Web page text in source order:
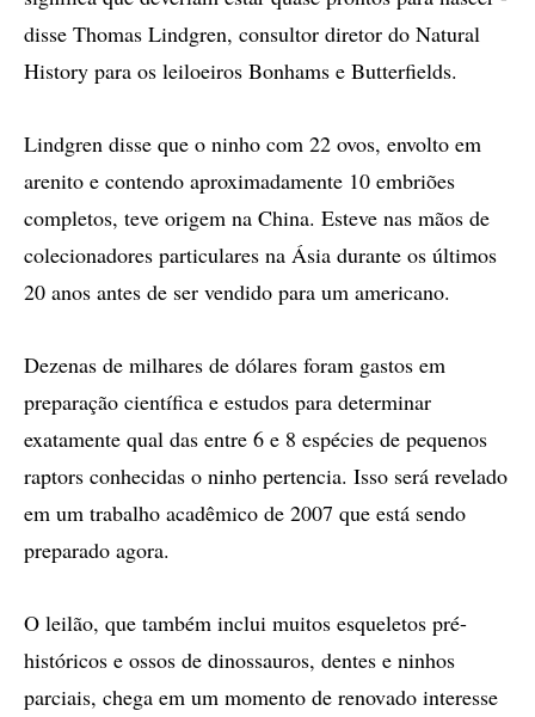
disse Thomas Lindgren, consultor diretor do Natural
History para os leiloeiros Bonhams e Butterfields.
Lindgren disse que o ninho com 22 ovos, envolto em
arenito e contendo aproximadamente 10 embriões
completos, teve origem na China. Esteve nas mãos de
colecionadores particulares na Ásia durante os últimos
20 anos antes de ser vendido para um americano.
Dezenas de milhares de dólares foram gastos em
preparação científica e estudos para determinar
exatamente qual das entre 6 e 8 espécies de pequenos
raptors conhecidas o ninho pertencia. Isso será revelado
em um trabalho acadêmico de 2007 que está sendo
preparado agora.
O leilão, que também inclui muitos esqueletos pré-
históricos e ossos de dinossauros, dentes e ninhos
parciais, chega em um momento de renovado interesse